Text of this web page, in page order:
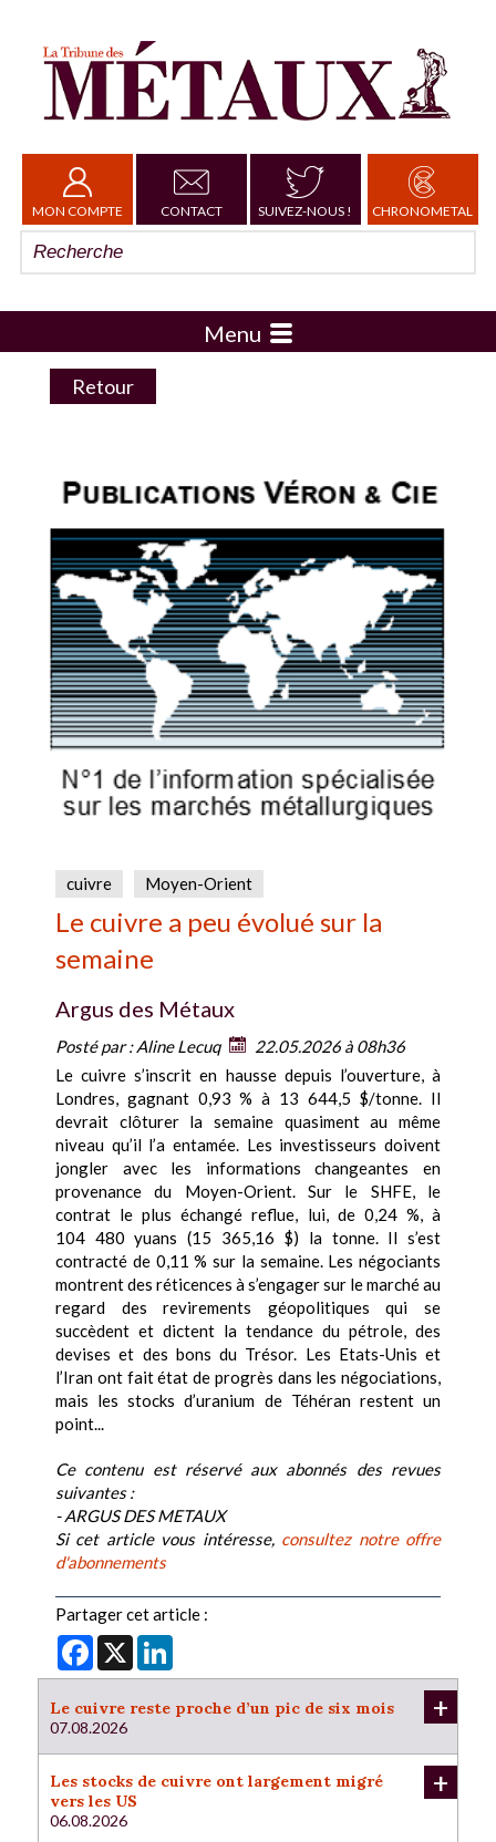
MON COMPTE CONTACT SUIVEZ-NOUS ! CHRONOMETAL
Menu
Retour
cuivre Moyen-Orient
Le cuivre a peu évolué sur la
semaine
Argus des Métaux
Posté par :Aline Lecuq
22.05.2026 à 08h36
Le cuivre s’inscrit en hausse depuis l’ouverture, à
Londres, gagnant 0,93 % à 13 644,5 $/tonne. Il
devrait clôturer la semaine quasiment au même
niveau qu’il l’a entamée. Les investisseurs doivent
jongler avec les informations changeantes en
provenance du Moyen-Orient. Sur le SHFE, le
contrat le plus échangé reflue, lui, de 0,24 %, à
104 480 yuans (15 365,16 $) la tonne. Il s’est
contracté de 0,11 % sur la semaine. Les négociants
montrent des réticences à s’engager sur le marché au
regard des revirements géopolitiques qui se
succèdent et dictent la tendance du pétrole, des
devises et des bons du Trésor. Les Etats-Unis et
l’Iran ont fait état de progrès dans les négociations,
mais les stocks d’uranium de Téhéran restent un
point...
Ce contenu est réservé aux abonnés des revues
suivantes :
- ARGUS DES METAUX
Si cet article vous intéresse, consultez notre offre
d'abonnements
Partager cet article :
Facebook
X
Le cuivre reste proche d’un pic de six mois
07.08.2026
+
Les stocks de cuivre ont largement migré
vers les US
06.08.2026
+